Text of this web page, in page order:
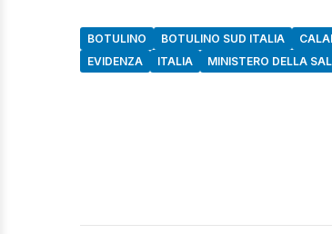
BOTULINO BOTULINO SUD ITALIA
EVIDENZA
ITALIA MINISTERO DELLA